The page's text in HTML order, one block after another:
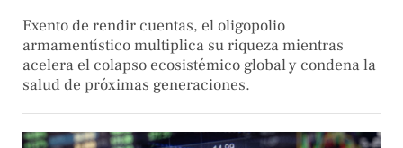
Exento de rendir cuentas, el oligopolio
armamentístico multiplica su riqueza mientras
acelera el colapso ecosistémico global y condena la
salud de próximas generaciones.